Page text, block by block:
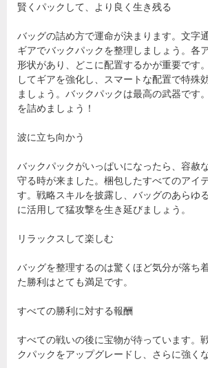
賢くパックして、より良く生き残る
バッグの詰め方で運命が決まります。文字
ギアでバックパックを整理しましょう。各
形状があり、どこに配置するかが重要です
してギアを強化し、スマートな配置で特殊
ましょう。バックパックは最高の武器です
を詰めましょう！
波に立ち向かう
バックパックがいっぱいになったら、容赦
守る時が来ました。梱包したすべてのアイ
す。戦略スキルを披露し、バッグのあらゆ
に活用して猛攻撃を生き延びましょう。
リラックスして楽しむ
バッグを整理するのは驚くほど気分が落ち
た勝利はとても満足です。
すべての勝利に対する報酬
すべての戦いの後に宝物が待っています。
クパックをアップグレードし、さらに強くな